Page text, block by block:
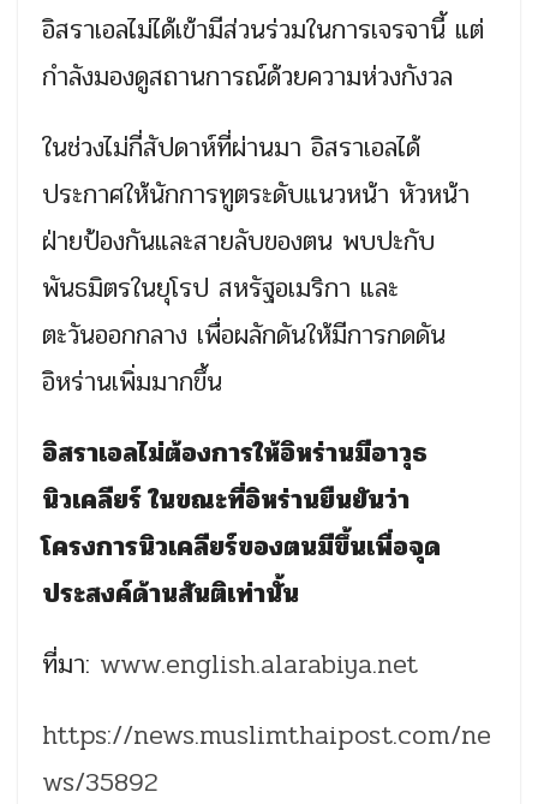
อิสราเอลไม่ได้เข้ามีส่วนร่วมในการเจรจานี้ แต่
กำลังมองดูสถานการณ์ด้วยความห่วงกังวล
ในช่วงไม่กี่สัปดาห์ที่ผ่านมา อิสราเอลได้
ประกาศให้นักการทูตระดับแนวหน้า หัวหน้า
ฝ่ายป้องกันและสายลับของตน พบปะกับ
พันธมิตรในยุโรป สหรัฐอเมริกา และ
ตะวันออกกลาง เพื่อผลักดันให้มีการกดดัน
อิหร่านเพิ่มมากขึ้น
อิสราเอลไม่ต้องการให้อิหร่านมีอาวุธ
นิวเคลียร์ ในขณะที่อิหร่านยืนยันว่า
โครงการนิวเคลียร์ของตนมีขึ้นเพื่อจุด
ประสงค์ด้านสันติเท่านั้น
ที่มา: www.english.alarabiya.net
https://news.muslimthaipost.com/ne
ws/35892